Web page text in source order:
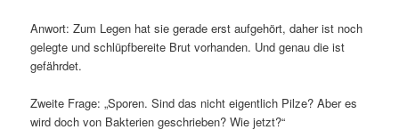
Anwort: Zum Legen hat sie gerade erst aufgehört, daher ist noch
gelegte und schlüpfbereite Brut vorhanden. Und genau die ist
gefährdet.
Zweite Frage: „Sporen. Sind das nicht eigentlich Pilze? Aber es
wird doch von Bakterien geschrieben? Wie jetzt?“